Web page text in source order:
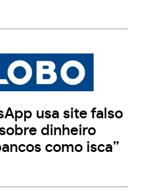
usa site falso
dinheiro
como isca”